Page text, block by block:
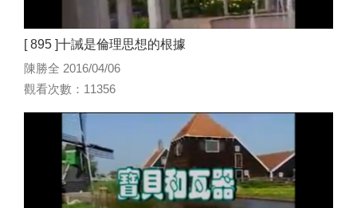
[ 895 ]十誡是倫理思想的根據
陳勝全 2016/04/06
觀看次數：11356